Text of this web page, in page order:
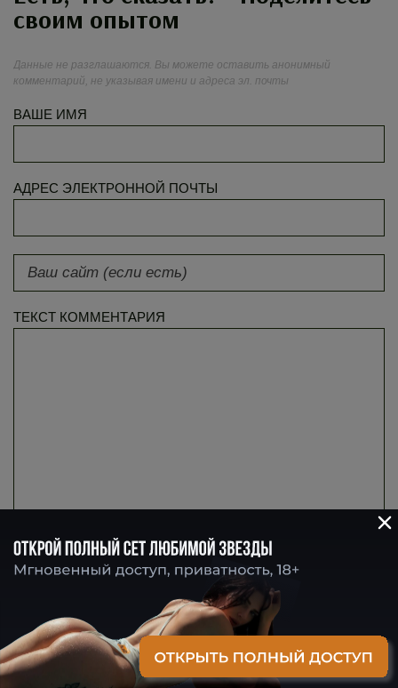
своим опытом
Данные не разглашаются. Вы можете оставить анонимный
комментарий, не указывая имени и адреса эл. почты
ВАШЕ ИМЯ
АДРЕС ЭЛЕКТРОННОЙ ПОЧТЫ
ТЕКСТ КОММЕНТАРИЯ
©2026~EverybodyStreet~ Интернет-журнал о стрит-фотографии
(С) 2014-2020 Любая информация на EVERYBODYSTREET.RU